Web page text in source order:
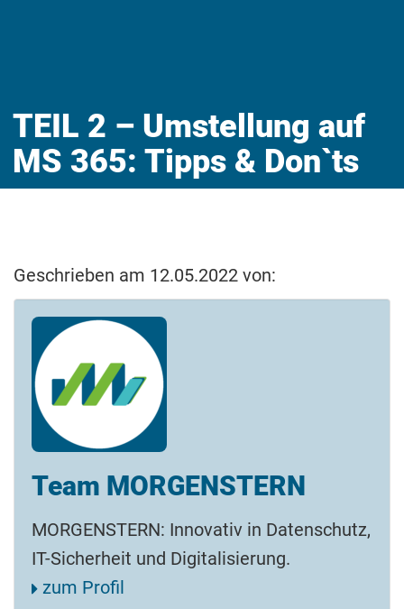
TEIL 2 – Umstellung auf
MS 365: Tipps & Don`ts
Geschrieben am 12.05.2022 von:
Team MORGENSTERN
MORGENSTERN: Innovativ in Datenschutz,
IT-Sicherheit und Digitalisierung.
zum Profil